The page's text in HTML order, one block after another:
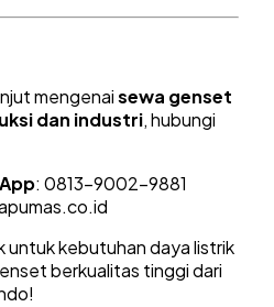
mengenaisewa genset
dan industri, hubungi
: 0813-9002-9881
untuk kebutuhan daya listrik
berkualitas tinggi dari